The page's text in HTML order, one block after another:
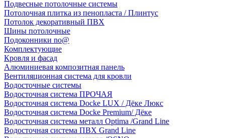
Подвесные потолочные системы
Потолочная плитка из пенопласта / Плинтус
Потолок декоративный ПВХ
Шины потолочные
Подоконники no@
Комплектующие
Кровля и фасад
Алюминиевая композитная панель
Вентиляционная система для кровли
Водосточные системы
Водосточная система ПРОЧАЯ
Водосточная система Docke LUX / Дёке Люкс
Водосточная система Docke Premium/ Дёке
Водосточная система металл Optima /Grand Line
Водосточная система ПВХ Grand Line